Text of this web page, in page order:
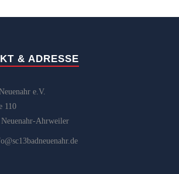
& ADRESSE
e.V.
110
Neuenahr-Ahrweiler